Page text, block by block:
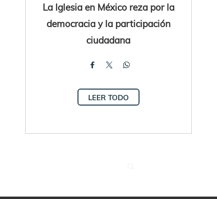
La Iglesia en México reza por la
democracia y la participación
ciudadana
LEER TODO